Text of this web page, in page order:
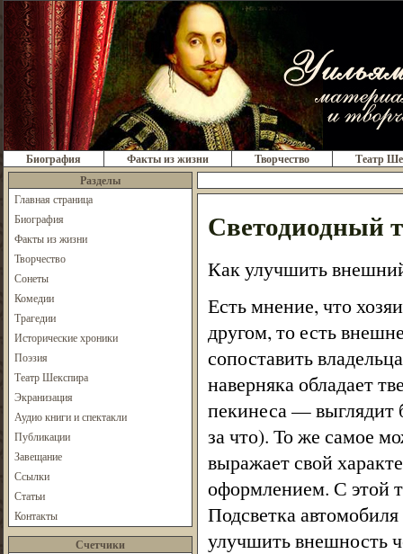
Биография Факты из жизни Творчество
Театр
Разделы
Главная страница
Биография
Факты из жизни
Творчество
Сонеты
Комедии
Трагедии
Исторические хроники
Поэзия
Театр Шекспира
Экранизация
Аудио книги и спектакли
Публикации
Завещание
Ссылки
Статьи
Контакты
Счетчики
Светодиодный
Как улучшить
Есть мнение, что
другом, то есть
сопоставить
наверняка обладает
пекинеса — выглядит
за что). То же самое
выражает свой
оформлением. С этой
Подсветка
улучшить внешность